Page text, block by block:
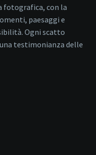
fotografica, con la
paesaggi e
Ogni scatto
testimonianza delle